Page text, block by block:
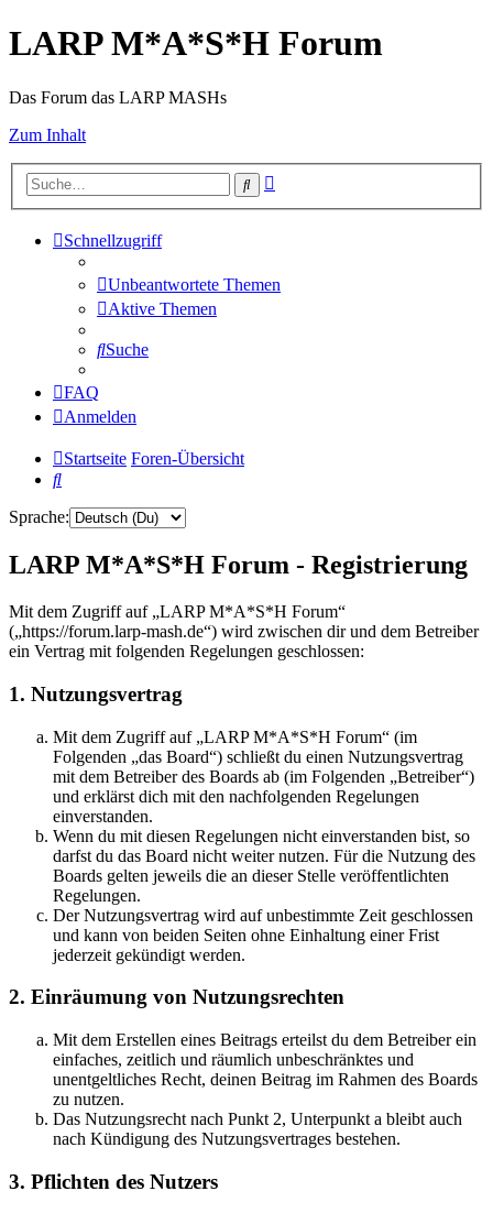
LARP M*A*S*H Forum
Das Forum das LARP MASHs
Zum Inhalt
Suche
Schnellzugriff
Unbeantwortete Themen
Aktive Themen
Suche
FAQ
Anmelden
Startseite Foren-Übersicht
Suche
Sprache:
LARP M*A*S*H Forum - Registrierung
Mit dem Zugriff auf „LARP M*A*S*H Forum“
(„https://forum.larp-mash.de“) wird zwischen dir und dem Betreiber
ein Vertrag mit folgenden Regelungen geschlossen:
1. Nutzungsvertrag
Mit dem Zugriff auf „LARP M*A*S*H Forum“ (im
Folgenden „das Board“) schließt du einen Nutzungsvertrag
mit dem Betreiber des Boards ab (im Folgenden „Betreiber“)
und erklärst dich mit den nachfolgenden Regelungen
einverstanden.
Wenn du mit diesen Regelungen nicht einverstanden bist, so
darfst du das Board nicht weiter nutzen. Für die Nutzung des
Boards gelten jeweils die an dieser Stelle veröffentlichten
Regelungen.
Der Nutzungsvertrag wird auf unbestimmte Zeit geschlossen
und kann von beiden Seiten ohne Einhaltung einer Frist
jederzeit gekündigt werden.
2. Einräumung von Nutzungsrechten
Mit dem Erstellen eines Beitrags erteilst du dem Betreiber ein
einfaches, zeitlich und räumlich unbeschränktes und
unentgeltliches Recht, deinen Beitrag im Rahmen des Boards
zu nutzen.
Das Nutzungsrecht nach Punkt 2, Unterpunkt a bleibt auch
nach Kündigung des Nutzungsvertrages bestehen.
3. Pflichten des Nutzers